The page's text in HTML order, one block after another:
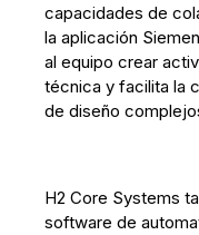
capacidades de
la aplicación
al equipo crear
técnica y facilita la
de diseño
H2 Core Systems
software de